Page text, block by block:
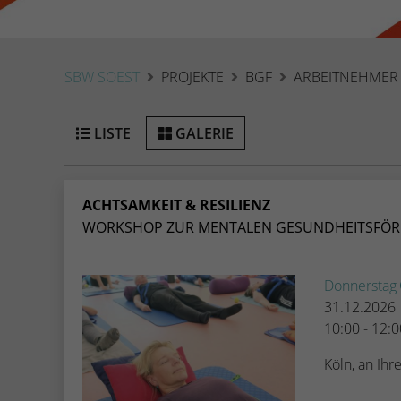
SBW SOEST PROJEKTE BGF ARBEITNEHMER
LISTE GALERIE
ACHTSAMKEIT & RESILIENZ
WORKSHOP ZUR MENTALEN
Donnerstag
31.12.2026
10:00 -
Köln, an